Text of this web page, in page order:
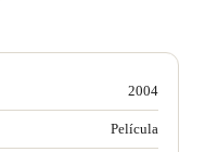
2004
Película